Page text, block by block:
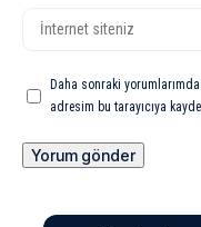
Daha sonraki
adresim bu tarayıcıya